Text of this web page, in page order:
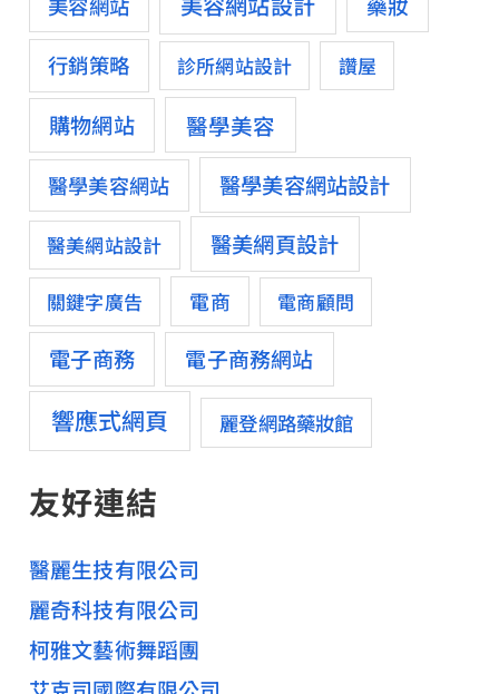
行銷策略 診所網站設計 讚屋
購物網站 醫學美容
醫學美容網站 醫學美容網站設計
醫美網站設計 醫美網頁設計
關鍵字廣告 電商 電商顧問
電子商務 電子商務網站
響應式網頁 麗登網路藥妝館
友好連結
醫麗生技有限公司
麗奇科技有限公司
柯雅文藝術舞蹈團